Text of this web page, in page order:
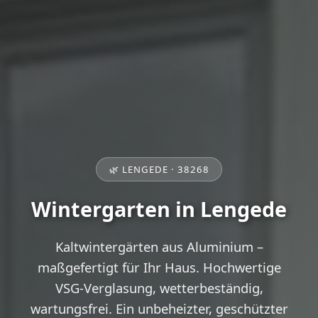
🌿 LENGEDE · 38268
Wintergarten in Lengede
Kaltwintergärten aus Aluminium –
maßgefertigt für Ihr Haus. Hochwertige
VSG-Verglasung, wetterbeständig,
wartungsfrei. Ein unbeheizter, geschützter